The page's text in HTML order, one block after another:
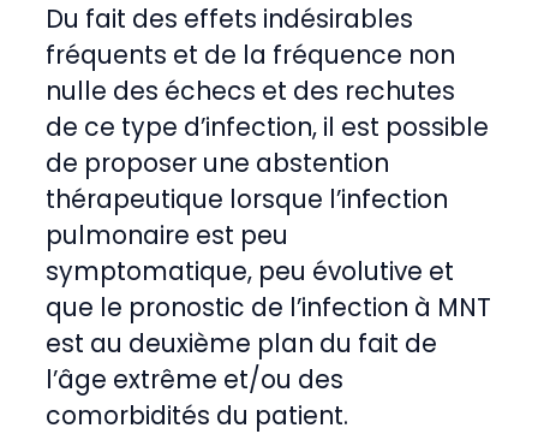
Du fait des effets indésirables
fréquents et de la fréquence non
nulle des échecs et des rechutes
de ce type d’infection, il est possible
de proposer une abstention
thérapeutique lorsque l’infection
pulmonaire est peu
symptomatique, peu évolutive et
que le pronostic de l’infection à MNT
est au deuxième plan du fait de
l’âge extrême et/ou des
comorbidités du patient.